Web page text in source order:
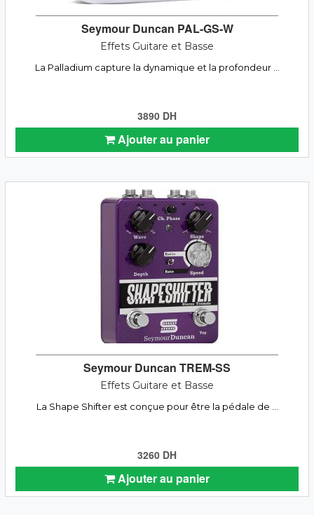
Seymour Duncan PAL-GS-W
Effets Guitare et Basse
La Palladium capture la dynamique et la profondeur ...
3890 DH
Ajouter au panier
Seymour Duncan TREM-SS
Effets Guitare et Basse
La Shape Shifter est conçue pour être la pédale de ...
3260 DH
Ajouter au panier